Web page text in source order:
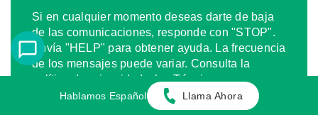
Si en cualquier momento deseas darte de baja
de las comunicaciones, responde con "STOP".
Envía "HELP" para obtener ayuda. La frecuencia
de los mensajes puede variar. Consulta la
política de privacidad y los Términos y
Condiciones en la página web.
Hablamos Español Llama Ahora